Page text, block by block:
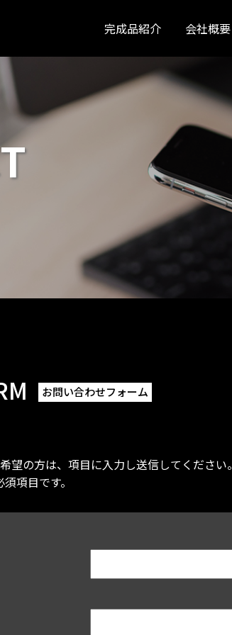
完成品紹介
日野
いすゞ
スカニア
補修めっき
製作物 FRP
会社概要
お問い合わせフォーム
望の方は、項目に入力し送信してください。
項目です。